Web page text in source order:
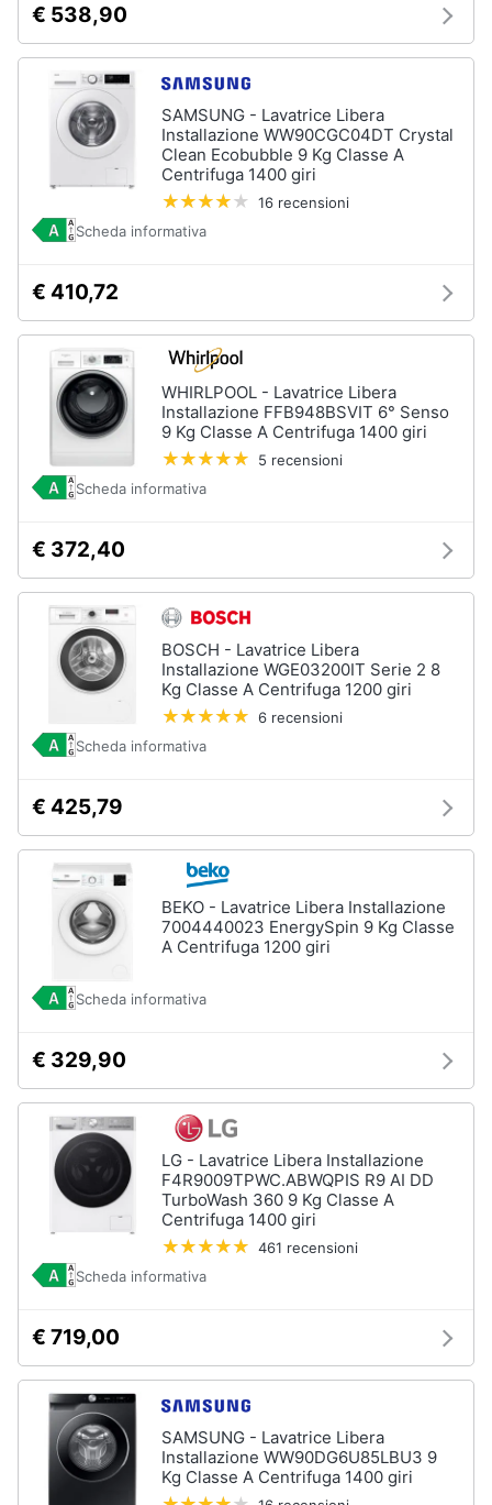
vapore
Vedi
Elettrodomestici
Friggitrice
aria
caffè
Minipimer
Estrattore
Piccoli
Termoventilatore
Termoconvettore
Condizionatori
Vedi
Elettrodomestici
professionali
industriali
Abbattitore
Macchine
da
professionale
Idropulitrice
professionale
offerta
Frigoriferi
in
offerta
Lavatrici
offerta
€ 538,90
SAMSUNG - Lavatrice Libera
Installazione WW90CGC04DT Crystal
Clean Ecobubble 9 Kg Classe A
Centrifuga 1400 giri
16 recensioni
Scheda informativa
€ 410,72
WHIRLPOOL - Lavatrice Libera
Installazione FFB948BSVIT 6° Senso
9 Kg Classe A Centrifuga 1400 giri
5 recensioni
Scheda informativa
€ 372,40
BOSCH - Lavatrice Libera
Installazione WGE03200IT Serie 2 8
Kg Classe A Centrifuga 1200 giri
6 recensioni
Scheda informativa
€ 425,79
BEKO - Lavatrice Libera Installazione
7004440023 EnergySpin 9 Kg Classe
A Centrifuga 1200 giri
Scheda informativa
€ 329,90
LG - Lavatrice Libera Installazione
F4R9009TPWC.ABWQPIS R9 AI DD
TurboWash 360 9 Kg Classe A
Centrifuga 1400 giri
461 recensioni
Scheda informativa
€ 719,00
SAMSUNG - Lavatrice Libera
Installazione WW90DG6U85LBU3 9
Kg Classe A Centrifuga 1400 giri